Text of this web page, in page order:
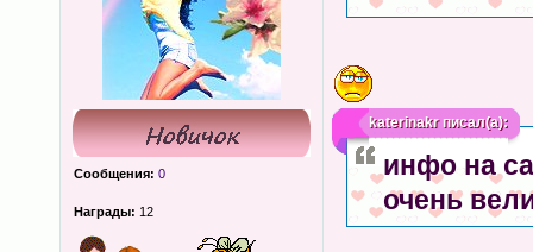
Сообщения: 0
Награды: 12
katerinakrписал(а):
инфо на
очень